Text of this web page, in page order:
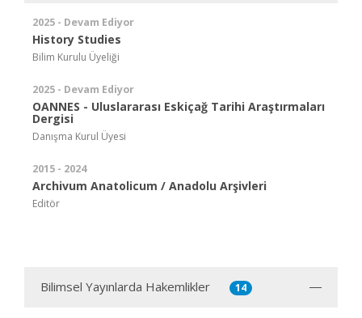
2025 - Devam Ediyor
History Studies
Bilim Kurulu Üyeliği
2025 - Devam Ediyor
OANNES - Uluslararası Eskiçağ Tarihi Araştırmaları
Dergisi
Danışma Kurul Üyesi
2015 - 2024
Archivum Anatolicum / Anadolu Arşivleri
Editör
Bilimsel Yayınlarda Hakemlikler 14